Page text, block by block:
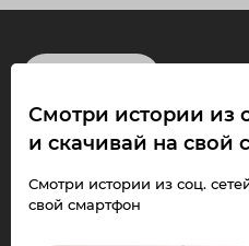
Смотри
скачивай
Смотри истории из
и скачивай на свой
Смотри истории из соц.
свой смартфон